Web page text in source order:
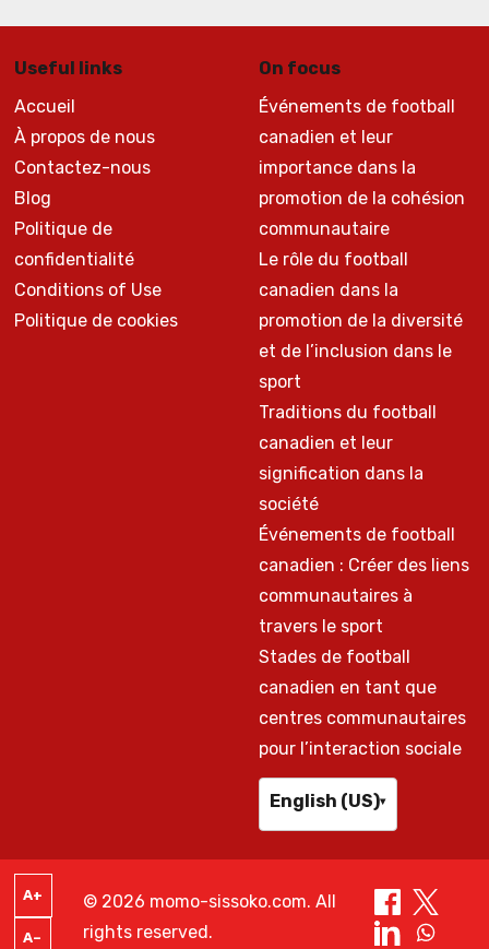
Useful links
Accueil
À propos de nous
Contactez-nous
Blog
Politique de
confidentialité
Conditions of Use
Politique de cookies
On focus
Événements de football
canadien et leur
importance dans la
promotion de la cohésion
communautaire
Le rôle du football
canadien dans la
promotion de la diversité
et de l’inclusion dans le
sport
Traditions du football
canadien et leur
signification dans la
société
Événements de football
canadien : Créer des liens
communautaires à
travers le sport
Stades de football
canadien en tant que
centres communautaires
pour l’interaction sociale
English (US)▾
A+
A–
© 2026 momo-sissoko.com. All
rights reserved.